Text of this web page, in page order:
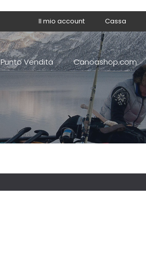
Il mio account Cassa
Punto Vendita Canoashop.com